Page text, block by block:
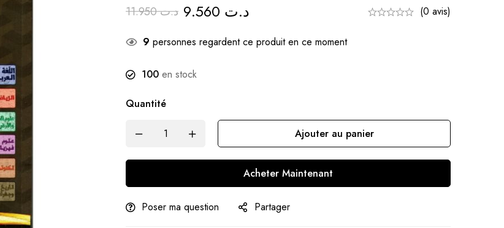
د.ت11.950 د.ت (0 avis)
9 personnes regardent ce produit en ce moment
100 en stock
Quantité
Ajouter au panier
Acheter Maintenant
Poser ma question Partager